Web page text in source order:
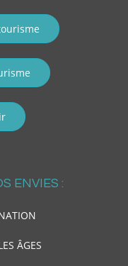
ENVIES :
ÂGES